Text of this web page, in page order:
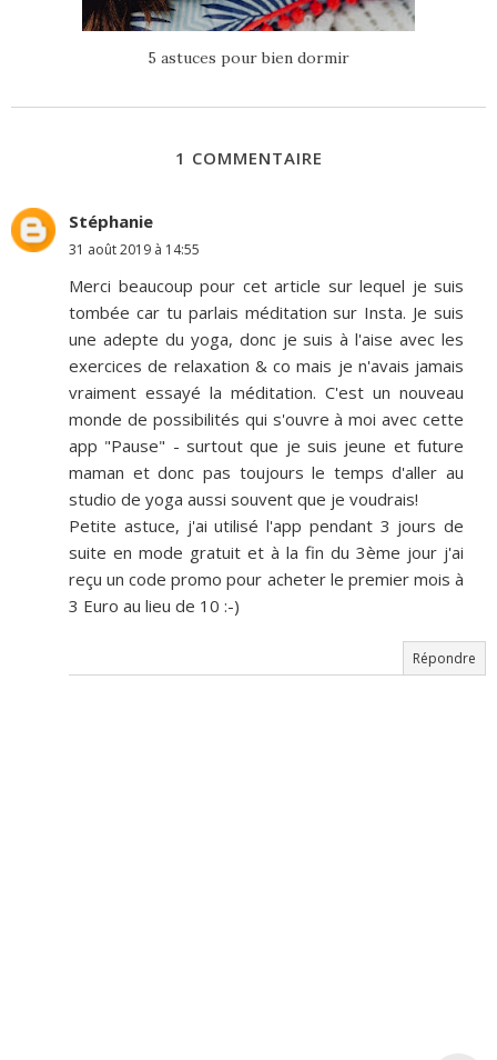
5 astuces pour bien dormir
1 COMMENTAIRE
Stéphanie
31 août 2019 à 14:55
Merci beaucoup pour cet article sur lequel je suis
tombée car tu parlais méditation sur Insta. Je suis
une adepte du yoga, donc je suis à l'aise avec les
exercices de relaxation & co mais je n'avais jamais
vraiment essayé la méditation. C'est un nouveau
monde de possibilités qui s'ouvre à moi avec cette
app "Pause" - surtout que je suis jeune et future
maman et donc pas toujours le temps d'aller au
studio de yoga aussi souvent que je voudrais!
Petite astuce, j'ai utilisé l'app pendant 3 jours de
suite en mode gratuit et à la fin du 3ème jour j'ai
reçu un code promo pour acheter le premier mois à
3 Euro au lieu de 10 :-)
Répondre